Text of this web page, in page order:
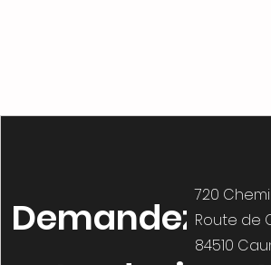
Demandez720
Route de
84510